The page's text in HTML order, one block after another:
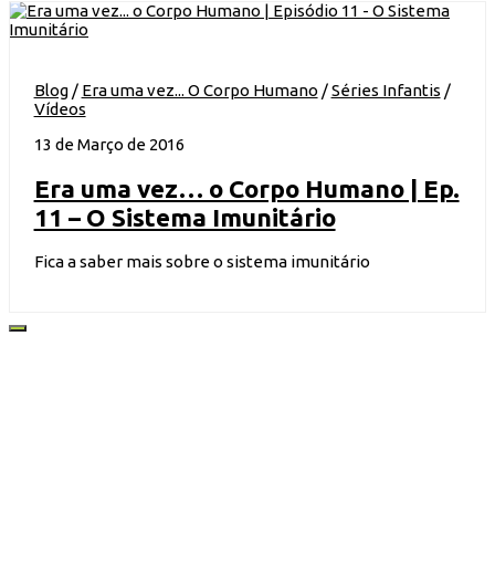
Blog/ Era uma vez... O Corpo Humano /Séries Infantis /
Vídeos
13 de Março de 2016
Era uma vez… o Corpo Humano | Ep.
11 – O Sistema Imunitário
Fica a saber mais sobre o sistema imunitário